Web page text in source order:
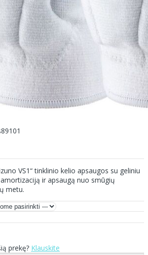
VS1“ tinklinio kelio apsaugos su geliniu
ir apsaugą nuo smūgių
metu.
prekę? Klauskite